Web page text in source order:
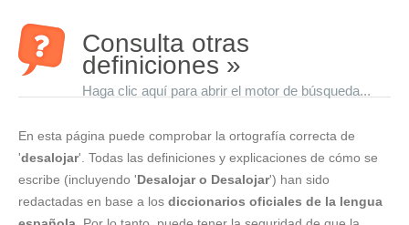
Consulta otras
definiciones »
Haga clic aquí para abrir el motor de búsqueda...
En esta página puede comprobar la ortografía correcta de
'desalojar'. Todas las definiciones y explicaciones de cómo se
escribe (incluyendo 'Desalojar o Desalojar') han sido
redactadas en base a los diccionarios oficiales de la lengua